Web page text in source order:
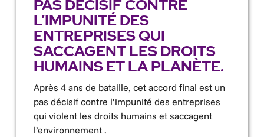
PAS DÉCISIF CONTRE
L’IMPUNITÉ DES
ENTREPRISES QUI
SACCAGENT LES DROITS
HUMAINS ET LA PLANÈTE.
Après 4 ans de bataille, cet accord final est un
pas décisif contre l’impunité des entreprises
qui violent les droits humains et saccagent
l’environnement .